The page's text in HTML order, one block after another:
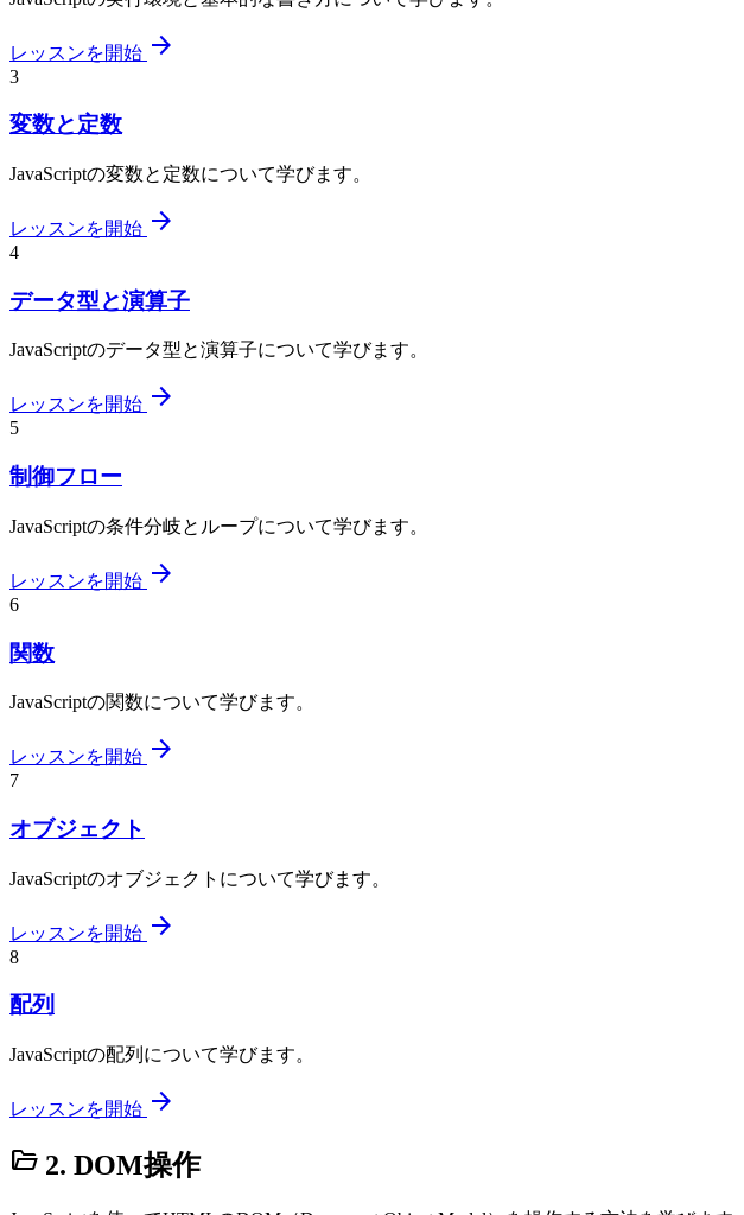
レッスンを開始 arrow_forward
3
変数と定数
JavaScriptの変数と定数について学びます。
レッスンを開始 arrow_forward
4
データ型と演算子
JavaScriptのデータ型と演算子について学びます。
レッスンを開始 arrow_forward
5
制御フロー
JavaScriptの条件分岐とループについて学びます。
レッスンを開始 arrow_forward
6
関数
JavaScriptの関数について学びます。
レッスンを開始 arrow_forward
7
オブジェクト
JavaScriptのオブジェクトについて学びます。
レッスンを開始 arrow_forward
8
配列
JavaScriptの配列について学びます。
レッスンを開始 arrow_forward
folder_open 2. DOM操作